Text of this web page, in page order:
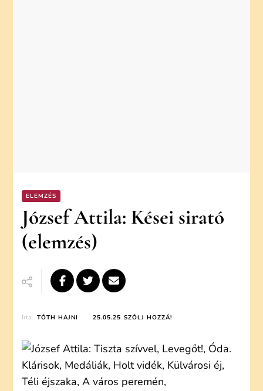
ELEMZÉS
József Attila: Kései sirató
(elemzés)
Írta: TÓTH HAJNI 25.05.25 SZÓLJ HOZZÁ!
KÉSEI
SIRATÓ
(ELEMZÉS)